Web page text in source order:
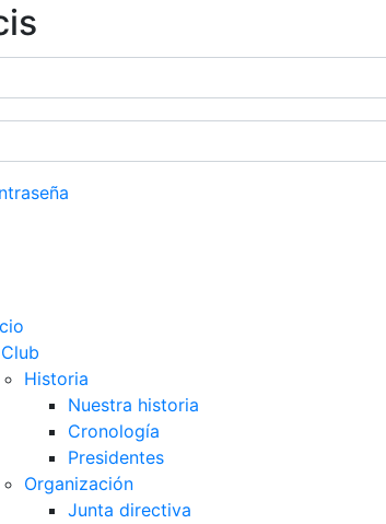
Historia
Nuestra historia
Cronología
Presidentes
Organización
Junta directiva